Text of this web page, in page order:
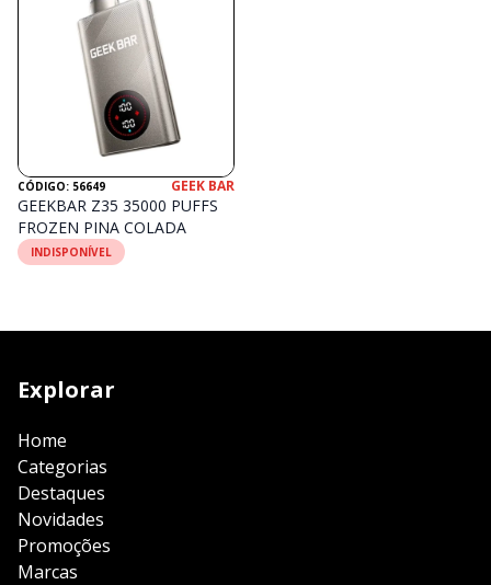
CÓDIGO: 56649 GEEK BAR
GEEKBAR Z35 35000 PUFFS
FROZEN PINA COLADA
INDISPONÍVEL
Explorar
Home
Categorias
Destaques
Novidades
Promoções
Marcas